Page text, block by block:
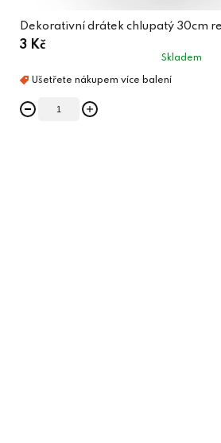
Dekorativní drátek chlupatý 30cm
3 Kč
Skladem